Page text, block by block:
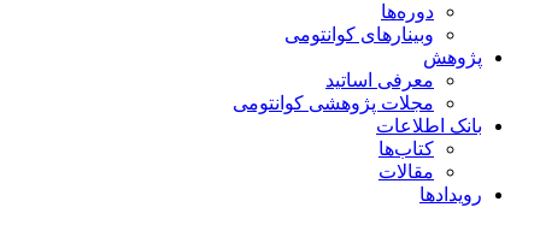
دوره‌ها
وبینارهای کوانتومی
پژوهش
معرفی اساتید
مجلات پژوهشی کوانتومی
بانک اطلاعات
کتاب‌ها
مقالات
رویدادها